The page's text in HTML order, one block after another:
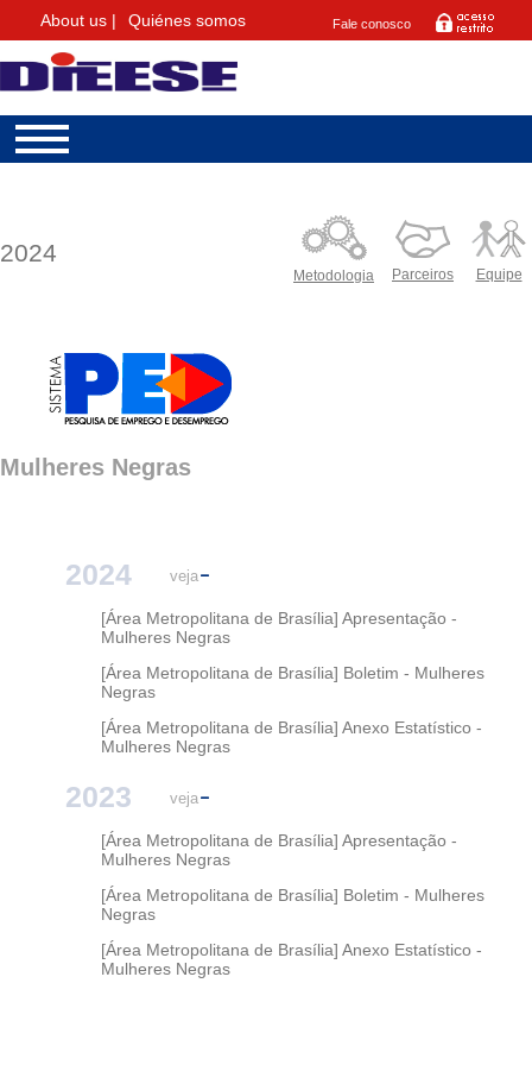
About us | Quiénes somos Fale conosco
Metodologia Parceiros Equipe
2024
Mulheres Negras
2024 veja
[Área Metropolitana de Brasília] Apresentação -
Mulheres Negras
[Área Metropolitana de Brasília] Boletim - Mulheres
Negras
[Área Metropolitana de Brasília] Anexo Estatístico -
Mulheres Negras
2023 veja
[Área Metropolitana de Brasília] Apresentação -
Mulheres Negras
[Área Metropolitana de Brasília] Boletim - Mulheres
Negras
[Área Metropolitana de Brasília] Anexo Estatístico -
Mulheres Negras